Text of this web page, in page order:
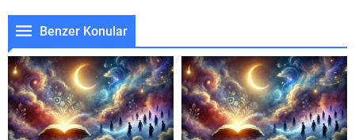
Benzer Konular